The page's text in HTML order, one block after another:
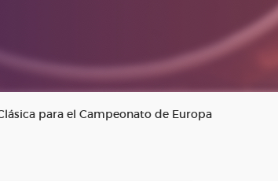
para el Campeonato de Europa